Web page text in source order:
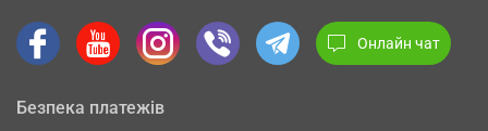
Онлайн чат
Безпека платежів